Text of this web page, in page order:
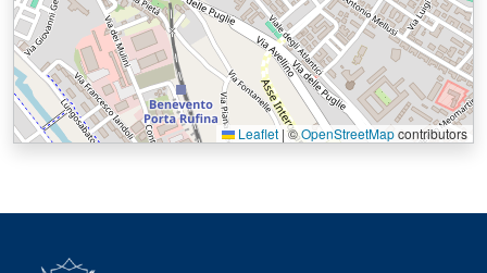
Leaflet |©OpenStreetMapcontributors